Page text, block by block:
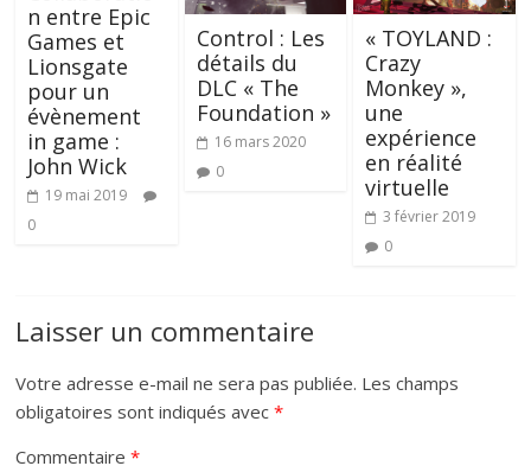
n entre Epic
Games et
Lionsgate
pour un
évènement
in game :
John Wick
19 mai 2019
0
Control : Les
détails du
DLC « The
Foundation »
16 mars 2020
0
« TOYLAND :
Crazy
Monkey »,
une
expérience
en réalité
virtuelle
3 février 2019
0
Laisser un commentaire
Votre adresse e-mail ne sera pas publiée. Les champs
obligatoires sont indiqués avec*
Commentaire*